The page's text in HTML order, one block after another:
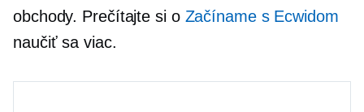
obchody. Prečítajte si o Začíname s Ecwidom
naučiť sa viac.